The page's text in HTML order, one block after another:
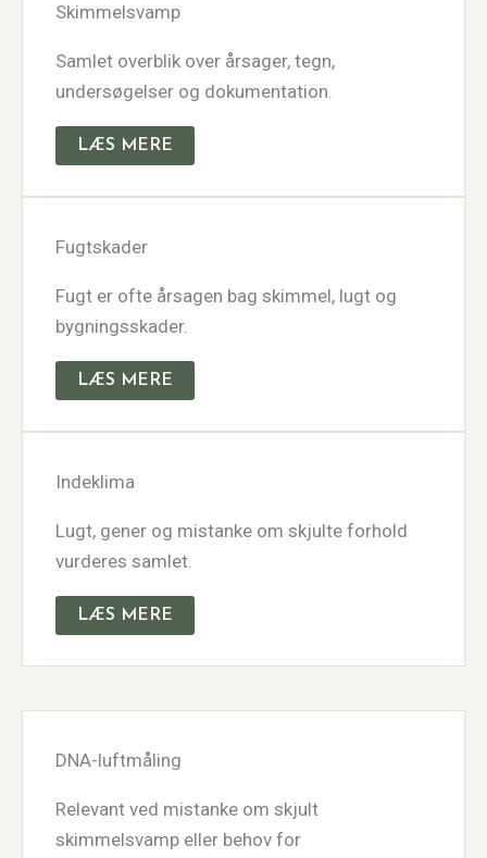
Skimmelsvamp
Samlet overblik over årsager, tegn,
undersøgelser og dokumentation.
LÆS MERE
Fugtskader
Fugt er ofte årsagen bag skimmel, lugt og
bygningsskader.
LÆS MERE
Indeklima
Lugt, gener og mistanke om skjulte forhold
vurderes samlet.
LÆS MERE
DNA-luftmåling
Relevant ved mistanke om skjult
skimmelsvamp eller behov for